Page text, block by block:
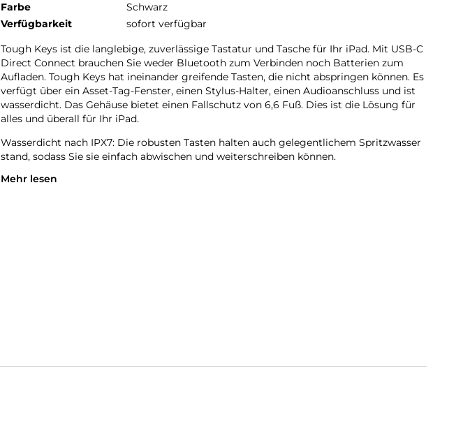
Farbe
Schwarz
Verfügbarkeit
sofort verfügbar
Tough Keys ist die langlebige, zuverlässige Tastatur und Tasche für Ihr iPad. Mit USB-C
Direct Connect brauchen Sie weder Bluetooth zum Verbinden noch Batterien zum
Aufladen. Tough Keys hat ineinander greifende Tasten, die nicht abspringen können. Es
verfügt über ein Asset-Tag-Fenster, einen Stylus-Halter, einen Audioanschluss und ist
wasserdicht. Das Gehäuse bietet einen Fallschutz von 6,6 Fuß. Dies ist die Lösung für
alles und überall für Ihr iPad.
Wasserdicht nach IPX7: Die robusten Tasten halten auch gelegentlichem Spritzwasser
stand, sodass Sie sie einfach abwischen und weiterschreiben können.
Typ-C-Ladung: Tough Keys wird mit einem Typ-C-Ladekabel geliefert.Eingeschränkte
Mehr lesen